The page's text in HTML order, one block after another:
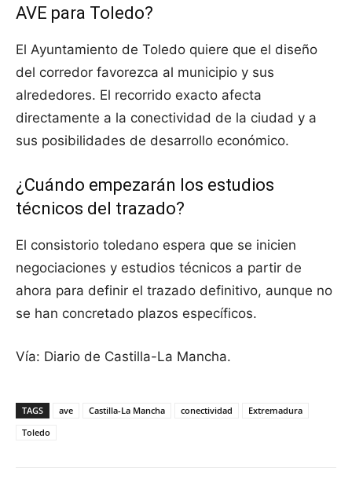
AVE para Toledo?
El Ayuntamiento de Toledo quiere que el diseño
del corredor favorezca al municipio y sus
alrededores. El recorrido exacto afecta
directamente a la conectividad de la ciudad y a
sus posibilidades de desarrollo económico.
¿Cuándo empezarán los estudios
técnicos del trazado?
El consistorio toledano espera que se inicien
negociaciones y estudios técnicos a partir de
ahora para definir el trazado definitivo, aunque no
se han concretado plazos específicos.
Vía: Diario de Castilla-La Mancha.
TAGS ave Castilla-La Mancha conectividad
Extremadura
Toledo